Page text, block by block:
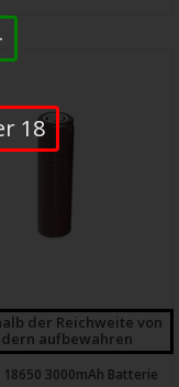
der Reichweite von
aufbewahren
18650 3000mAh Batterie
18